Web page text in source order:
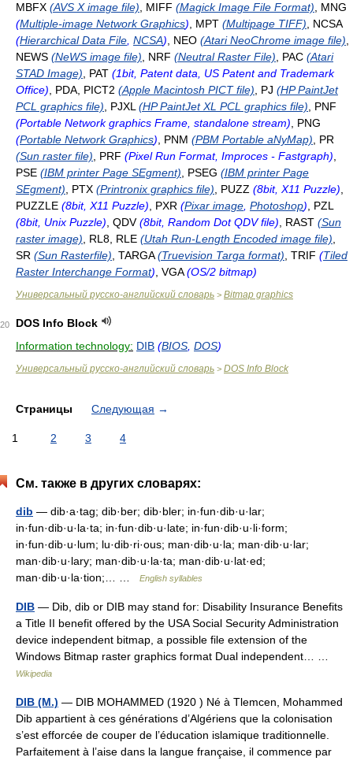
MBFX (AVS X image file) , MIFF (Magick Image File Format) , MNG
(Multiple-image Network Graphics) , MPT (Multipage TIFF) , NCSA
(Hierarchical Data File NCSA) , NEO (Atari NeoChrome image file)
NEWS (NeWS image file) , NRF (Neutral Raster File) , PAC (Atari
STAD Image) , PAT (1bit, Patent data, US Patent and Trademark
Office) , PDA, PICT2 (Apple Macintosh PICT file) , PJ (HP PaintJet
PCL graphics file) , PJXL (HP PaintJet XL PCL graphics file) , PNF
(Portable Network graphics Frame, standalone stream) , PNG
(Portable Network Graphics) , PNM (PBM Portable aNyMap) , PR
(Sun raster file) , PRF (Pixel Run Format, Improces - Fastgraph)
PSE (IBM printer Page SEgment) , PSEG (IBM printer Page
SEgment) , PTX (Printronix graphics file) , PUZZ (8bit, X11 Puzzle)
PUZZLE (8bit, X11 Puzzle) , PXR (Pixar image Photoshop) , PZL
(8bit, Unix Puzzle) , QDV(8bit, Random Dot QDV file) , RAST (Sun
raster image) , RL8, RLE (Utah Run-Length Encoded image file)
SR (Sun Rasterfile) , TARGA(Truevision Targa format) , TRIF (Tiled
Raster Interchange Format) , VGA(OS/2 bitmap)
Универсальный русско-английский словарь > Bitmap graphics
20
DOS Info Block
Information technology: DIB (BIOS DOS)
Универсальный русско-английский словарь > DOS Info Block
Страницы Следующая →
1 2 3 4
См. также в других словарях:
dib — dib·a·tag; dib·ber; dib·bler; in·fun·dib·u·lar;
in·fun·dib·u·la·ta; in·fun·dib·u·late; in·fun·dib·u·li·form;
in·fun·dib·u·lum; lu·dib·ri·ous; man·dib·u·la; man·dib·u·lar;
man·dib·u·lary; man·dib·u·la·ta; man·dib·u·lat·ed;
man·dib·u·la·tion;… …
English syllables
DIB — Dib, dib or DIB may stand for: Disability Insurance Benefits
a Title II benefit offered by the USA Social Security Administration
device independent bitmap, a possible file extension of the
Windows Bitmap raster graphics format Dual independent… …
Wikipedia
DIB (M.) — DIB MOHAMMED (1920 ) Né à Tlemcen, Mohammed
Dib appartient à ces générations d’Algériens que la colonisation
s’est efforcée de couper de l’éducation islamique traditionnelle.
Parfaitement à l’aise dans la langue française, il commence par